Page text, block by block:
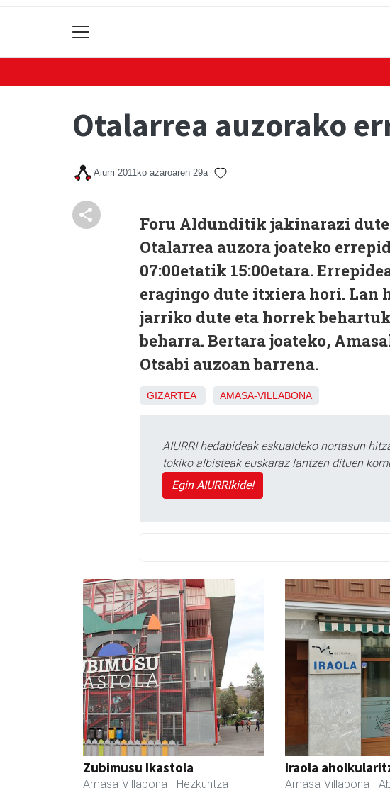
Otalarrea auzorako
Aiurri 2011ko azaroaren 29a
Foru Aldunditik jakinarazi
Otalarrea auzora joateko
07:00etatik 15:00etara.
eragingo dute itxiera hori. Lan
jarriko dute eta horrek
beharra. Bertara joateko,
Otsabi auzoan barrena.
GIZARTEA AMASA-VILLABONA
AIURRI hedabideak eskualdeko nortasun
tokiko albisteak euskaraz lantzen dituen
Egin AIURRIkide!
Zubimusu Ikastola
Amasa-Villabona - Hezkuntza
Iraola
Amasa-Villabona -